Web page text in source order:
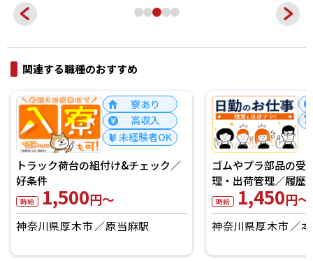
関連する職種のおすすめ
高収入
経験者歓迎
ゴムやプラ部品の受注管理・在庫管
理・出荷管理／履歴書不要
時給 1,450円～
神奈川県厚木市 本厚木駅
卵サラダやドレッ
質管理/日払いOK
時給 1,400円
神奈川県厚木市